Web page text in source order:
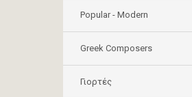
Popular - Modern
Greek Composers
Γιορτές